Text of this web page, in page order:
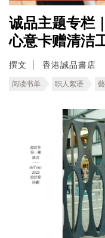
诚品主题专栏
心意卡赠清洁
撰文 香港誠品書店
阅读书单 职人絮语